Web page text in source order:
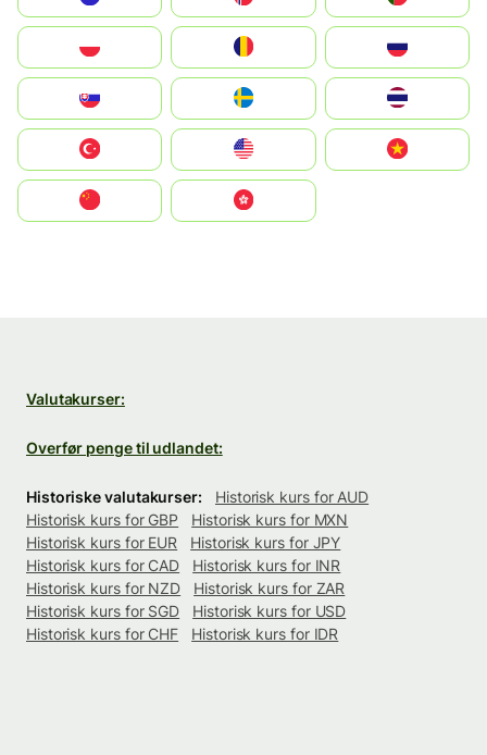
United States
中國香港特別行政區
Valutakurser:
Overfør penge til udlandet:
Historiske valutakurser:
Historisk kurs for AUD
Historisk kurs for GBP
Historisk kurs for MXN
Historisk kurs for EUR
Historisk kurs for JPY
Historisk kurs for CAD
Historisk kurs for INR
Historisk kurs for NZD
Historisk kurs for ZAR
Historisk kurs for SGD
Historisk kurs for USD
Historisk kurs for CHF
Historisk kurs for IDR